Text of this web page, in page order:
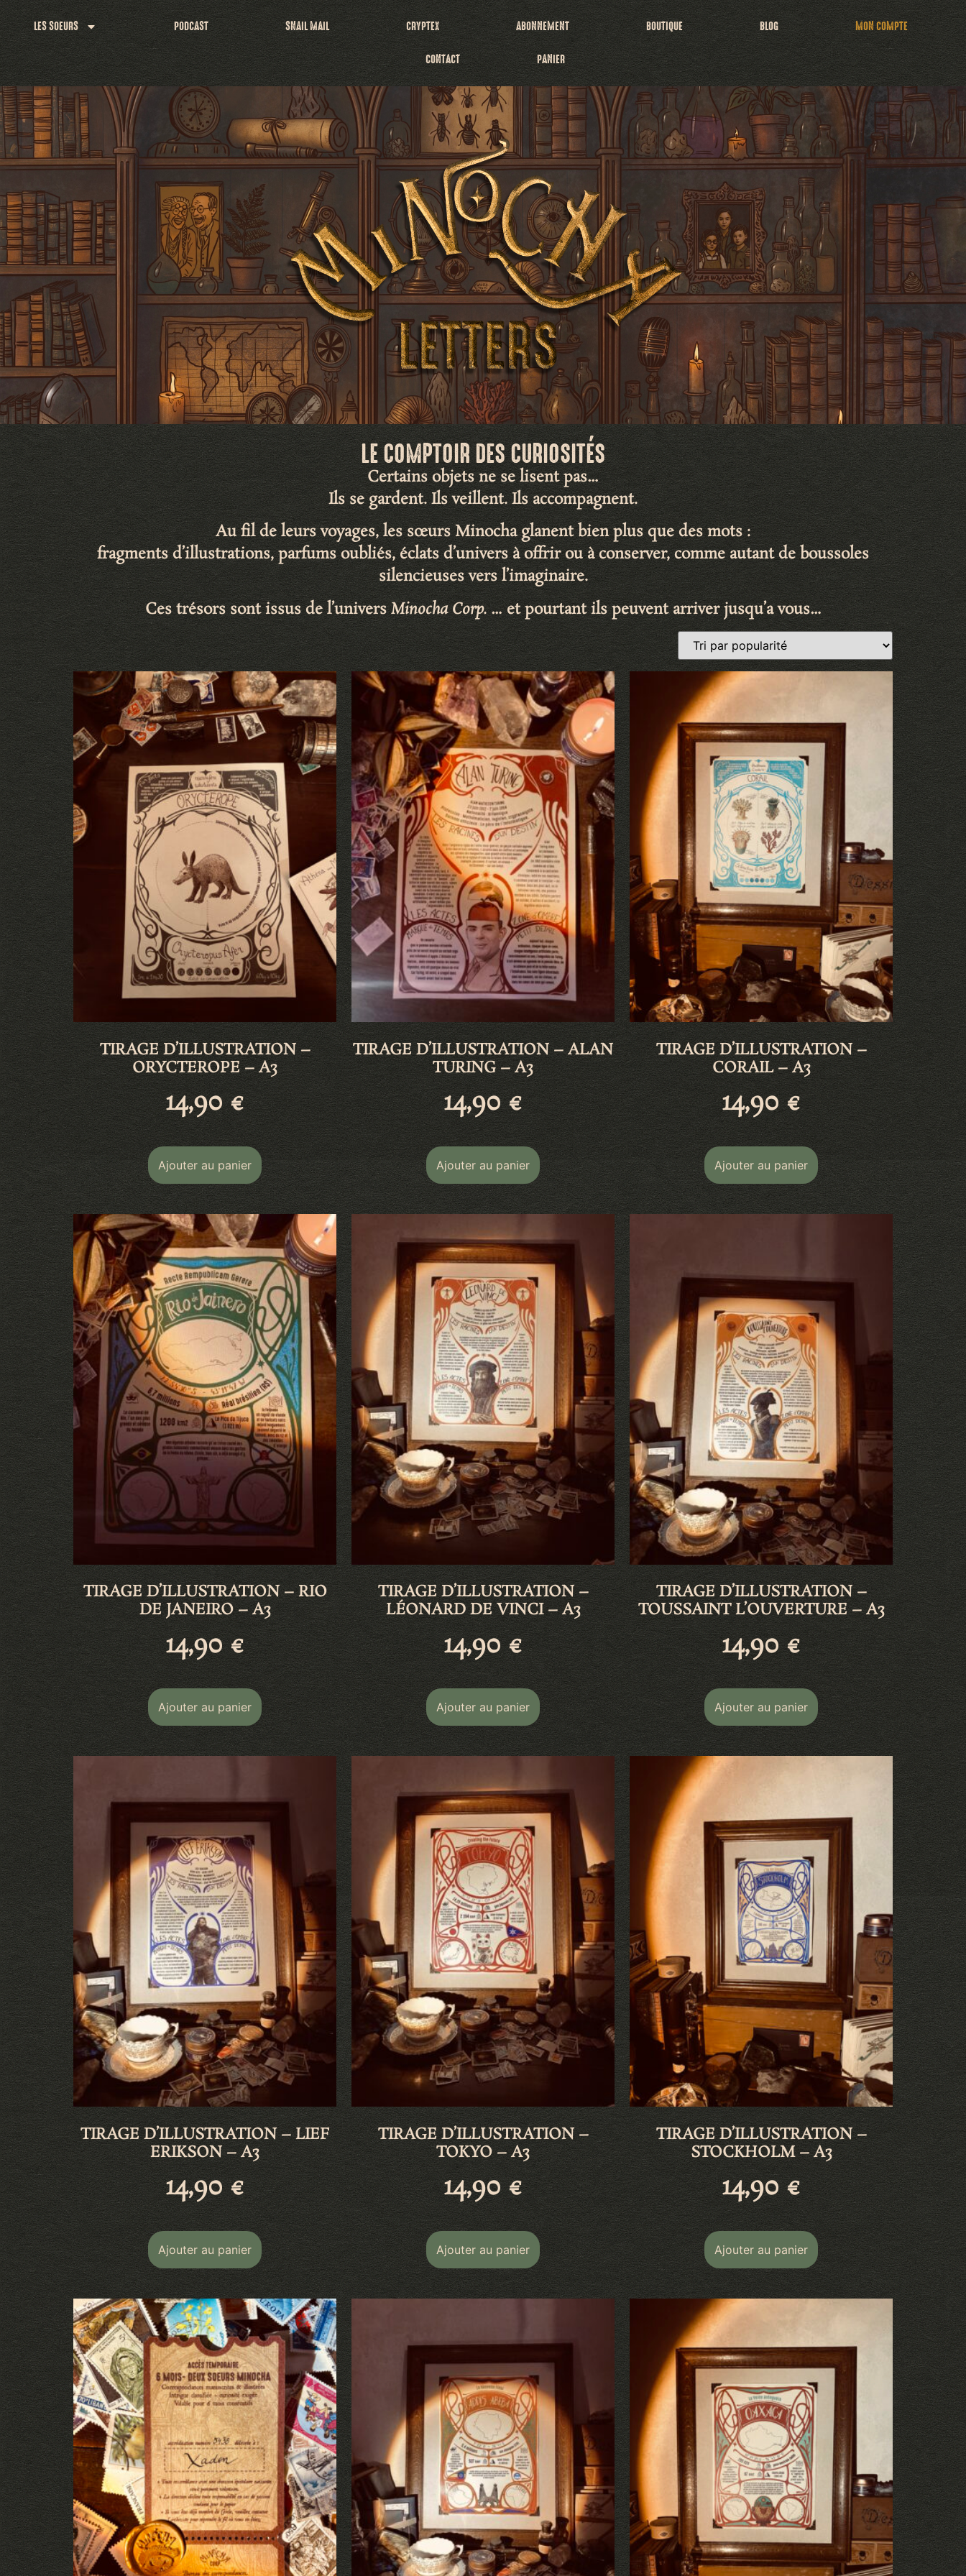
LES SOEURS PODCAST SNAIL MAIL CRYPTEX ABONNEMENT BOUTIQUE BLOG
MON COMPTE
CONTACT
PANIER
LE COMPTOIR DES CURIOSITÉS
Certains objets ne se lisent pas…
Ils se gardent. Ils veillent. Ils accompagnent.
Au fil de leurs voyages, les sœurs Minocha glanent bien plus que des mots :
fragments d’illustrations,parfums oubliés, éclats d’universà offrir ou à conserver, comme autant deboussoles
silencieuses vers l’imaginaire.
Ces trésors sont issus de l’universMinocha Corp.… et pourtant ils peuvent arriver jusqu’a vous…
TIRAGE D’ILLUSTRATION –
ORYCTEROPE – A3
14,90€
Ajouter au panier
TIRAGE D’ILLUSTRATION – ALAN
TURING – A3
14,90€
Ajouter au panier
TIRAGE D’ILLUSTRATION –
CORAIL – A3
14,90€
Ajouter au panier
TIRAGE D’ILLUSTRATION – RIO
DE JANEIRO – A3
14,90€
Ajouter au panier
TIRAGE D’ILLUSTRATION –
LÉONARD DE VINCI – A3
14,90€
Ajouter au panier
TIRAGE D’ILLUSTRATION –
TOUSSAINT L’OUVERTURE – A3
14,90€
Ajouter au panier
TIRAGE D’ILLUSTRATION – LIEF
ERIKSON – A3
14,90€
Ajouter au panier
TIRAGE D’ILLUSTRATION –
TOKYO – A3
14,90€
Ajouter au panier
TIRAGE D’ILLUSTRATION –
STOCKHOLM – A3
14,90€
Ajouter au panier